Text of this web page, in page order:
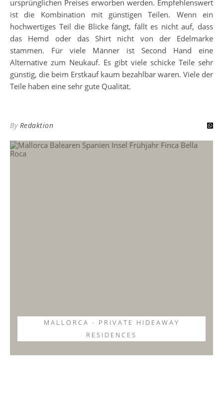
ursprünglichen Preises erworben werden. Empfehlenswert
ist die Kombination mit günstigen Teilen. Wenn ein
hochwertiges Teil die Blicke fängt, fällt es nicht auf, dass
das Hemd oder das Shirt nicht von der Edelmarke
stammen. Für viele Männer ist Second Hand eine
Alternative zum Neukauf. Es gibt viele schicke Teile sehr
günstig, die beim Erstkauf kaum bezahlbar waren. Viele der
Teile haben eine sehr gute Qualität.
By Redaktion
MALLORCA - PRIVATE HIDEAWAY
RESIDENCES